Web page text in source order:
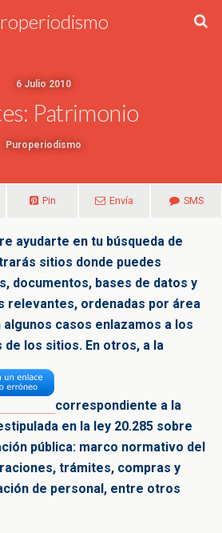
6 Julio 2010
Patrimonio
Puroperiodismo
Pin Envía SMS
ayudarte en tu búsqueda de
sitios donde puedes
documentos, bases de datos y
relevantes, ordenadas por área
casos enlazamos a los
los sitios. En otros, a la
correspondiente a la
en la ley 20.285 sobre
pública: marco normativo del
trámites, compras y
de personal, entre otros